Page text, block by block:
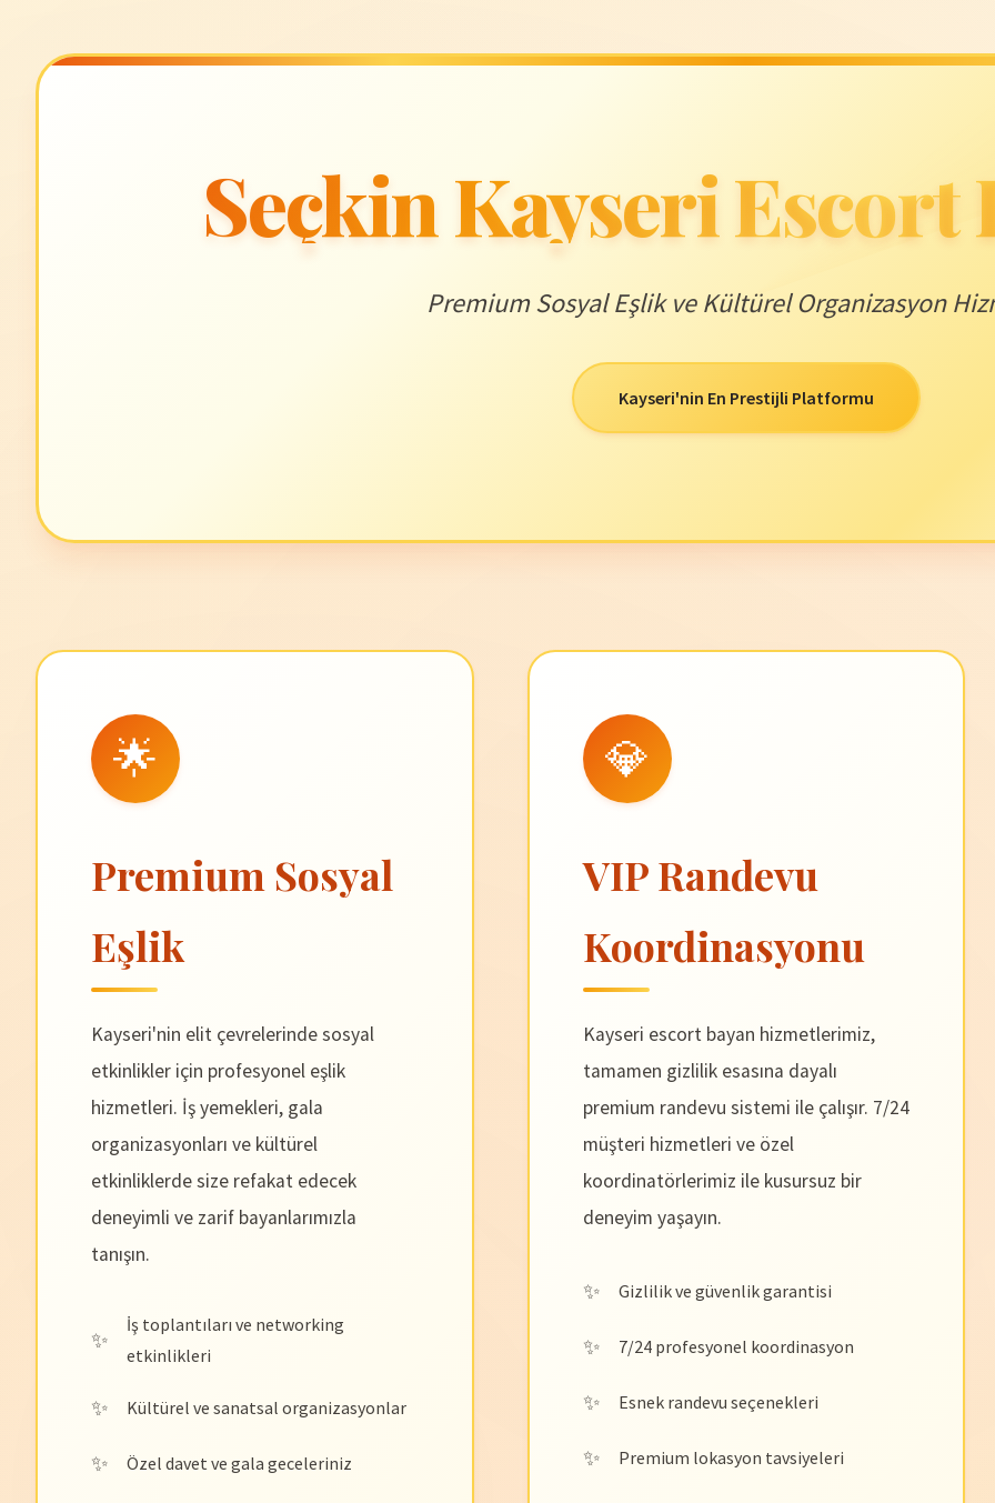
Seçkin Kayseri Escort
Premium Sosyal Eşlik ve Kültürel Organizasyon
Kayseri'nin En Prestijli Platformu
🌟
Premium Sosyal
Eşlik
Kayseri'nin elit çevrelerinde sosyal
etkinlikler için profesyonel eşlik
hizmetleri. İş yemekleri, gala
organizasyonları ve kültürel
etkinliklerde size refakat edecek
deneyimli ve zarif bayanlarımızla
tanışın.
İş toplantıları ve networking
etkinlikleri
Kültürel ve sanatsal organizasyonlar
Özel davet ve gala geceleriniz
💎
VIP Randevu
Koordinasyonu
Kayseri escort bayan hizmetlerimiz,
tamamen gizlilik esasına dayalı
premium randevu sistemi ile çalışır. 7/24
müşteri hizmetleri ve özel
koordinatörlerimiz ile kusursuz bir
deneyim yaşayın.
Gizlilik ve güvenlik garantisi
7/24 profesyonel koordinasyon
Esnek randevu seçenekleri
Premium lokasyon tavsiyeleri